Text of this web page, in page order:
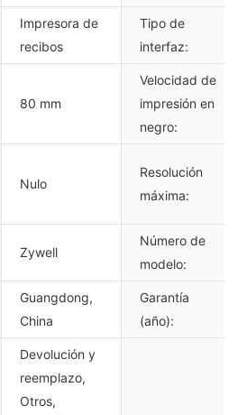
Impresora de
recibos
Tipo de
interfaz:
80 mm
Velocidad de
impresión en
negro:
Nulo
Resolución
máxima:
Zywell
Número de
modelo:
Guangdong,
China
Garantía
(año):
Devolución y
reemplazo,
Otros,